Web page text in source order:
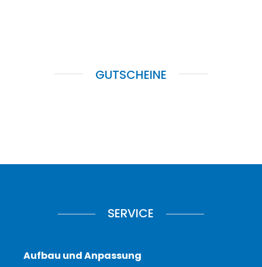
GUTSCHEINE
SERVICE
Aufbau und Anpassung